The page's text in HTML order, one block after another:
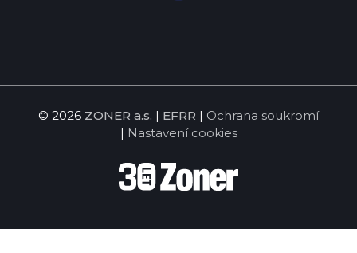
© 2026 ZONER a.s. | EFRR | Ochrana soukromí
| Nastavení cookies